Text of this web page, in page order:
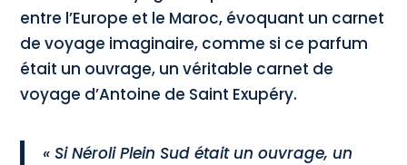
entre l’Europe et le Maroc, évoquant un carnet
de voyage imaginaire, comme si ce parfum
était un ouvrage, un véritable carnet de
voyage d’Antoine de Saint Exupéry.
« Si Néroli Plein Sud était un ouvrage, un